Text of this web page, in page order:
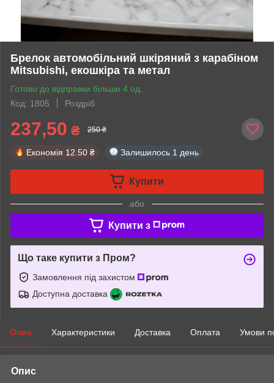
Брелок автомобільний шкіряний з карабіном
Mitsubishi, екошкіра та метал
Готово до відправки більше 4 од.
Код: 1805
Роздріб
237,50 ₴ 250 ₴
Економія 12.50 ₴ Залишилось 1 день
Купити
або
Купити з
Що таке купити з Пром?
Замовлення під захистом
Доступна доставка
Опис Характеристики Доставка Оплата Умови
Опис